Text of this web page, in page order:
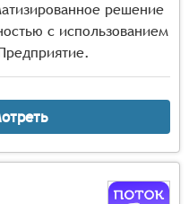
решение
с использованием